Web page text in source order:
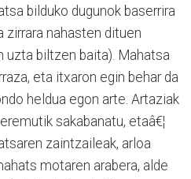
bilduko dugunok baserrira
zirrara nahasten dituen
uzta biltzen baita). Mahatsa
eta itxaron egin behar da
heldua egon arte. Artaziak
sakabanatu, etaâ€¦
zaintzaileak, arloa
motaren arabera, alde